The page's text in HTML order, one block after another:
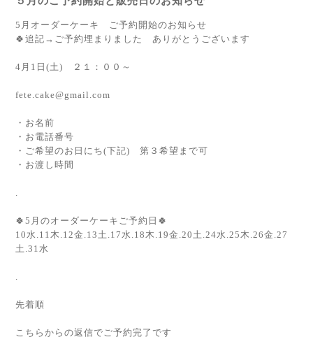
5月オーダーケーキ ご予約開始のお知らせ
🍀追記→ご予約埋まりました ありがとうございます
4月1日(土) ２１：００～
fete.cake@gmail.com
・お名前
・お電話番号
・ご希望のお日にち(下記) 第３希望まで可
・お渡し時間
🍀5月のオーダーケーキご予約日🍀
10水.11木.12金.13土.17水.18木.19金.20土.24水.25木.26金.27
土.31水
先着順
こちらからの返信でご予約完了です